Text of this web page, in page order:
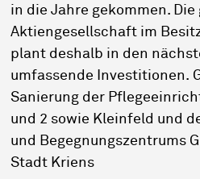
in die Jahre gekommen.
Aktiengesellschaft im
plant deshalb in den
umfassende Investitionen.
Sanierung der
und 2 sowie Kleinfeld und
und Begegnungszentrums
Stadt Kriens